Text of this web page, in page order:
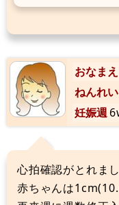
おなまえ
ねんれい
妊娠週
心拍確認がとれまし
赤ちゃんは